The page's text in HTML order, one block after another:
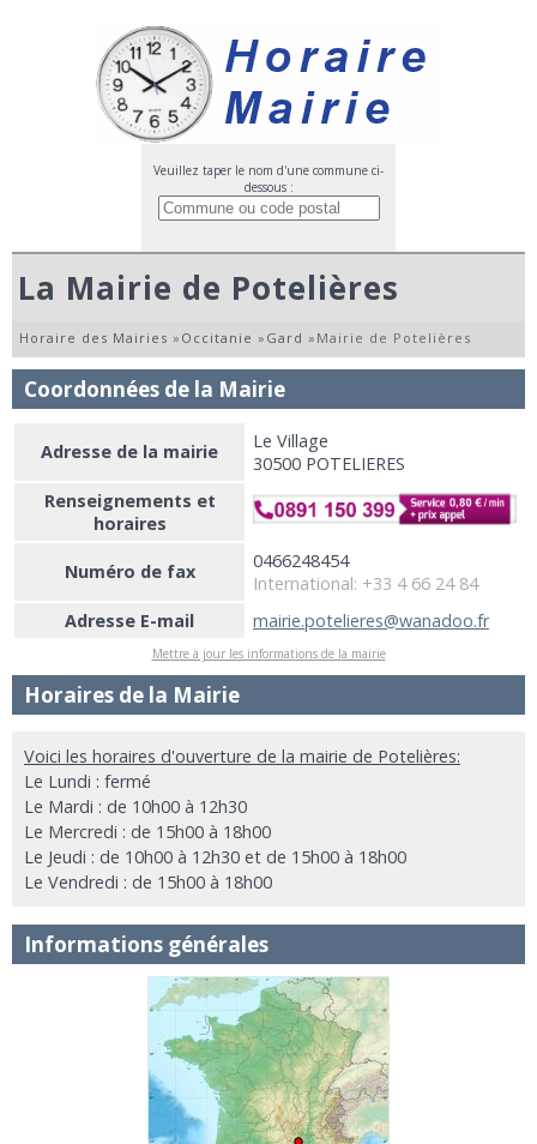
Veuillez taper le nom d'une commune ci-
dessous :
La Mairie de Potelières
Horaire des Mairies » Occitanie » Gard » Mairie de Potelières
Coordonnées de la Mairie
Adresse de la mairie
Le Village
30500 POTELIERES
Renseignements et
horaires
Numéro de fax
0466248454
International: +33 4 66 24 84
Adresse E-mail
mairie.potelieres@wanadoo.fr
Mettre à jour les informations de la mairie
Horaires de la Mairie
Voici les horaires d'ouverture de la mairie de Potelières:
Le Lundi : fermé
Le Mardi : de 10h00 à 12h30
Le Mercredi : de 15h00 à 18h00
Le Jeudi : de 10h00 à 12h30 et de 15h00 à 18h00
Le Vendredi : de 15h00 à 18h00
Informations générales